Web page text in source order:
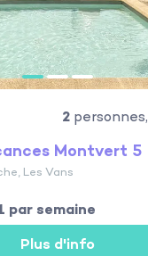
2 personnes,
Montvert 5
Les Vans
par semaine
Plus d'info